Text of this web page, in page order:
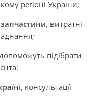
регіоні України;
, витратні
підібрати
, консультації